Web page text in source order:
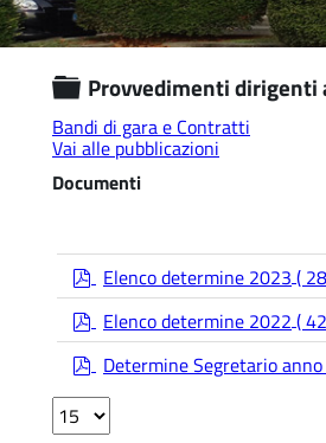
Cartella
Provvedimenti
Bandi di gara e Contratti
Vai alle pubblicazioni
Documenti
d
Elenco determine 2023 (
d
Elenco determine 2022 (
d
f
Determine Segretario
Select
the